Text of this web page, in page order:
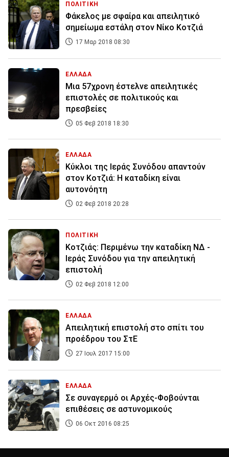
ΠΟΛΙΤΙΚΗ
Φάκελος με σφαίρα και απειλητικό
σημείωμα εστάλη στον Νίκο Κοτζιά
17 Μαρ 2018 08:30
ΕΛΛΑΔΑ
Μια 57χρονη έστελνε απειλητικές
επιστολές σε πολιτικούς και
πρεσβείες
05 Φεβ 2018 18:30
ΕΛΛΑΔΑ
Κύκλοι της Ιεράς Συνόδου απαντούν
στον Κοτζιά: Η καταδίκη είναι
αυτονόητη
02 Φεβ 2018 20:28
ΠΟΛΙΤΙΚΗ
Κοτζιάς: Περιμένω την καταδίκη ΝΔ -
Ιεράς Συνόδου για την απειλητική
επιστολή
02 Φεβ 2018 12:00
ΕΛΛΑΔΑ
Απειλητική επιστολή στο σπίτι του
προέδρου του ΣτΕ
27 Ιουλ 2017 15:00
ΕΛΛΑΔΑ
Σε συναγερμό οι Aρχές-Φοβούνται
επιθέσεις σε αστυνομικούς
06 Οκτ 2016 08:25